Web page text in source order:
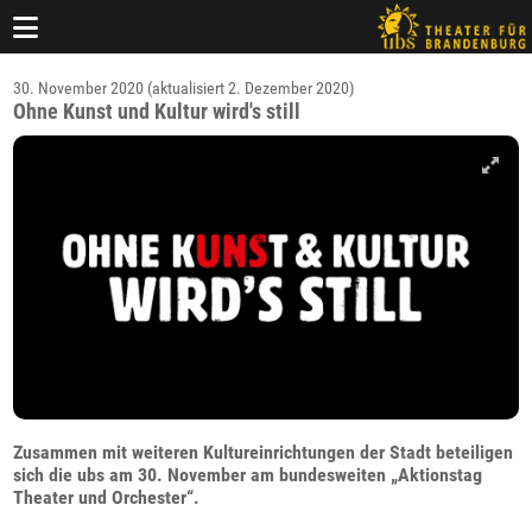
30. November 2020 (aktualisiert 2. Dezember 2020)
Ohne Kunst und Kultur wird's still
Zusammen mit weiteren Kultureinrichtungen der Stadt beteiligen
sich die ubs am 30. November am bundesweiten „Aktionstag
Theater und Orchester“.